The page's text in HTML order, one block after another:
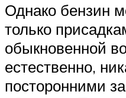
Однако бензин
только
обыкновенной
естественно,
посторонними